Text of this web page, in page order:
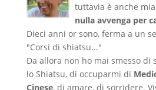
tuttavia è anche
nulla avvenga per
Dieci anni or sono, ferma a un
"Corsi di shiatsu..."
Da allora non ho mai smesso di
lo Shiatsu, di occuparmi di
Cinese, di amare, di sorridere.